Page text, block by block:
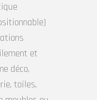
et
déco,
toiles,